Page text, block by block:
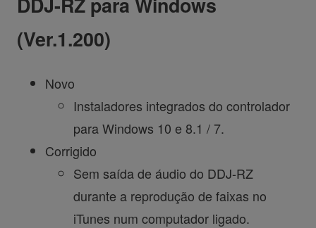
(Ver.1.200)
Novo
Instaladores integrados do controlador
para Windows 10 e 8.1 / 7.
Corrigido
Sem saída de áudio do DDJ-RZ
durante a reprodução de faixas no
iTunes num computador ligado.